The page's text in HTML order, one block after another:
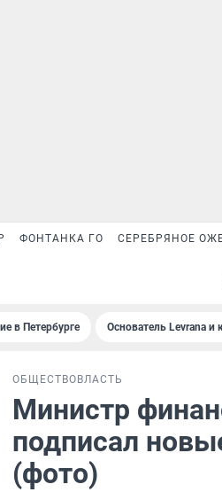
ФОНТАНКА ГО СЕРЕБРЯНОЕ
в Петербурге Основатель Levrana
ОБЩЕСТВО ВЛАСТЬ
Министр
подписал
(фото)